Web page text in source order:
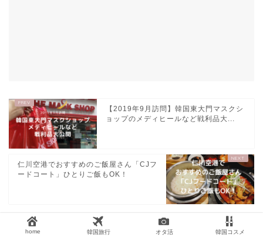
【2019年9月訪問】韓国東大門マスクシ
ョップのメディヒールなど戦利品大...
仁川空港でおすすめのご飯屋さん「CJフ
ードコート」ひとりご飯もOK！
home 韓国旅行 オタ活 韓国コスメ